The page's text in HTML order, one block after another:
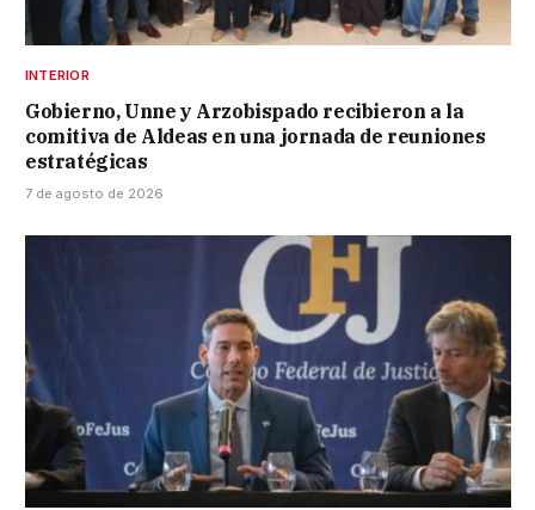
INTERIOR
Gobierno, Unne y Arzobispado recibieron a la
comitiva de Aldeas en una jornada de reuniones
estratégicas
7 de agosto de 2026